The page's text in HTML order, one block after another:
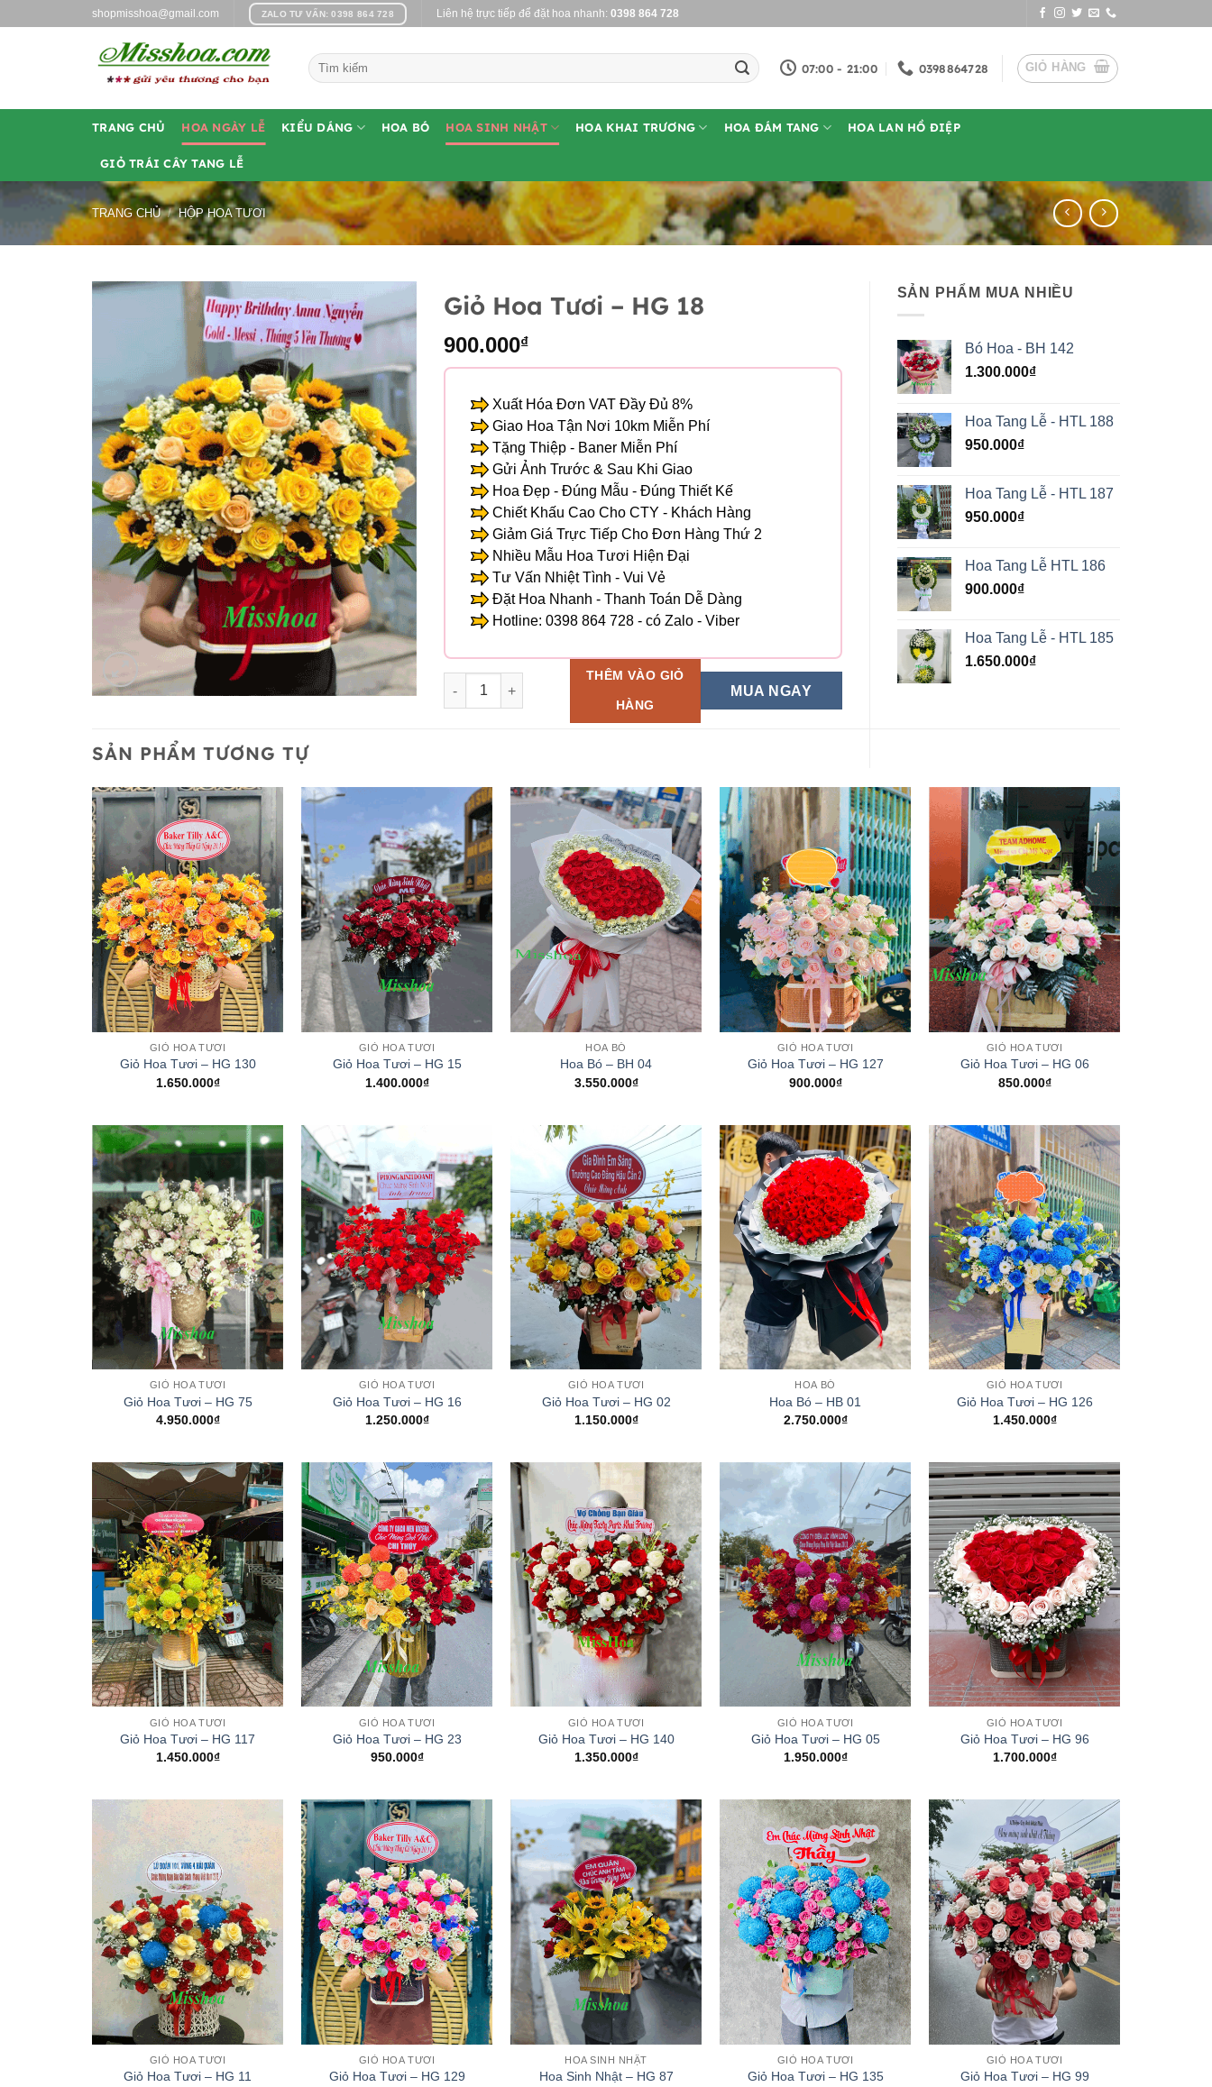
shopmisshoa@gmail.com ZALO TƯ VẤN: 0398 864 728 Liên hệ trực tiếp để đặt hoa nhanh: 0398 864 728
Tìm
kiếm:
07:00 - 21:00 0398864728 GIỎ HÀNG
TRANG CHỦ HOA NGÀY LỄ KIỂU DÁNG HOA BÓ HOA SINH NHẬT HOA KHAI TRƯƠNG HOA ĐÁM TANG HOA LAN HỒ ĐIỆP
GIỎ TRÁI CÂY TANG LỄ
TRANG CHỦ / HỘP HOA TƯƠI
Giỏ Hoa Tươi – HG 18
900.000₫
Xuất Hóa Đơn VAT Đầy Đủ 8%
Giao Hoa Tận Nơi 10km Miễn Phí
Tặng Thiệp - Baner Miễn Phí
Gửi Ảnh Trước & Sau Khi Giao
Hoa Đẹp - Đúng Mẫu - Đúng Thiết Kế
Chiết Khấu Cao Cho CTY - Khách Hàng
Giảm Giá Trực Tiếp Cho Đơn Hàng Thứ 2
Nhiều Mẫu Hoa Tươi Hiện Đại
Tư Vấn Nhiệt Tình - Vui Vẻ
Đặt Hoa Nhanh - Thanh Toán Dễ Dàng
Hotline: 0398 864 728 - có Zalo - Viber
Giỏ Hoa Tươi - HG 18 số lượngTHÊM VÀO GIỎ
HÀNG
MUA NGAY
SẢN PHẨM MUA NHIỀU
Bó Hoa - BH 142
1.300.000₫
Hoa Tang Lễ - HTL 188
950.000₫
Hoa Tang Lễ - HTL 187
950.000₫
Hoa Tang Lễ HTL 186
900.000₫
Hoa Tang Lễ - HTL 185
1.650.000₫
SẢN PHẨM TƯƠNG TỰ
+
GIỎ HOA TƯƠI
Giỏ Hoa Tươi – HG 130
1.650.000₫
+
GIỎ HOA TƯƠI
Giỏ Hoa Tươi – HG 15
1.400.000₫
+
HOA BÓ
Hoa Bó – BH 04
3.550.000₫
+
GIỎ HOA TƯƠI
Giỏ Hoa Tươi – HG 127
900.000₫
+
GIỎ HOA TƯƠI
Giỏ Hoa Tươi – HG 06
850.000₫
GIỎ HOA TƯƠI
Giỏ Hoa Tươi – HG 75
4.950.000₫
+
GIỎ HOA TƯƠI
Giỏ Hoa Tươi – HG 16
1.250.000₫
+
GIỎ HOA TƯƠI
Giỏ Hoa Tươi – HG 02
1.150.000₫
+
HOA BÓ
Hoa Bó – HB 01
2.750.000₫
+
GIỎ HOA TƯƠI
Giỏ Hoa Tươi – HG 126
1.450.000₫
+
GIỎ HOA TƯƠI
Giỏ Hoa Tươi – HG 117
1.450.000₫
+
GIỎ HOA TƯƠI
Giỏ Hoa Tươi – HG 23
950.000₫
+
GIỎ HOA TƯƠI
Giỏ Hoa Tươi – HG 140
1.350.000₫
+
GIỎ HOA TƯƠI
Giỏ Hoa Tươi – HG 05
1.950.000₫
+
GIỎ HOA TƯƠI
Giỏ Hoa Tươi – HG 96
1.700.000₫
+
GIỎ HOA TƯƠI
Giỏ Hoa Tươi – HG 11
+
GIỎ HOA TƯƠI
Giỏ Hoa Tươi – HG 129
+
HOA SINH NHẬT
Hoa Sinh Nhật – HG 87
+
GIỎ HOA TƯƠI
Giỏ Hoa Tươi – HG 135
+
GIỎ HOA TƯƠI
Giỏ Hoa Tươi – HG 99